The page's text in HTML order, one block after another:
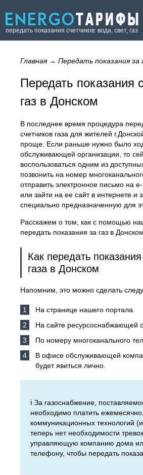
передать показания счетчиков: вода, свет, газ
Главная→ Передать показания за
Передать показания
газ в Донском
В последнее время процедура
счетчиков газа для жителей
проще. Если раньше нужно было
обслуживающей организации, то
воспользоваться одним из
позвонить на номер
отправить электронное письмо на
или зайти на ее сайт в интернете и
специально предназначенную для
Расскажем о том, как с помощью
передать показания за газ в Донском.
Как передать показания
газа в Донском
Напомним, это можно сделать
На странице нашего портала.
На сайте ресурсоснабжающей
По номеру многоканального
В офисе обслуживающей
будет явиться лично.
ℹ️ За газоснабжение,
необходимо платить
коммуникационных технологий
теперь нет необходимости
управляющую компанию дома
телефону, чтобы передать